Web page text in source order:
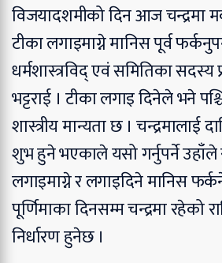
विजयादशमीको दिन आज चन्द्रमा
टीका लगाइमाग्ने मानिस पूर्व
धर्मशास्त्रविद् एवं समितिका सदस्य
भट्टराई । टीका लगाइ दिनेले भने
शास्त्रीय मान्यता छ । चन्द्रमालाई
शुभ हुने भएकाले यसो गर्नुपर्ने
लगाइमाग्ने र लगाइदिने मानिस
पूर्णिमाका दिनसम्म चन्द्रमा रहेको
निर्धारण हुनेछ ।